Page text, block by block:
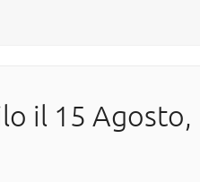
il 15 Agosto,